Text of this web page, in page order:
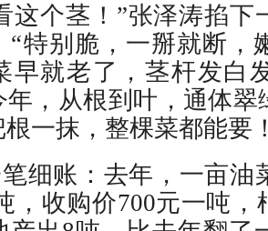
这个茎！”张泽涛掐下
“特别脆，一掰就断，
早就老了，茎杆发白
年，从根到叶，通体翠
一抹，整棵菜都能要
细账：去年，一亩油
，收购价700元一吨，